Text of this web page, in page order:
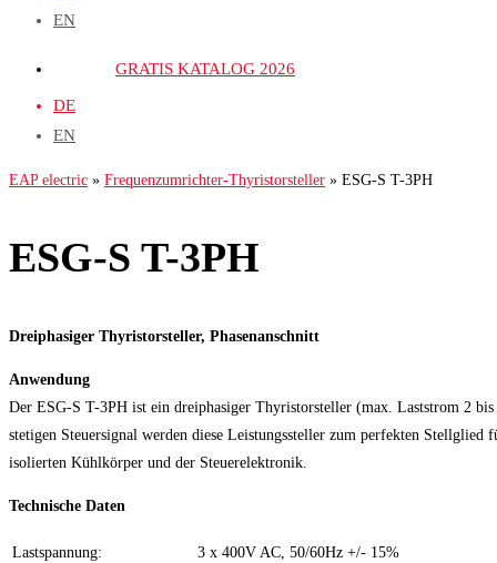
EN
GRATIS KATALOG 2026
DE
EN
EAP electric » Frequenzumrichter-Thyristorsteller » ESG-S T-3PH
ESG-S T-3PH
Dreiphasiger Thyristorsteller, Phasenanschnitt
Anwendung
Der ESG-S T-3PH ist ein dreiphasiger Thyristorsteller (max. Laststrom 2
stetigen Steuersignal werden diese Leistungssteller zum perfekten
isolierten Kühlkörper und der Steuerelektronik.
Technische Daten
Lastspannung:
3 x 400V AC, 50/60Hz +/- 15%